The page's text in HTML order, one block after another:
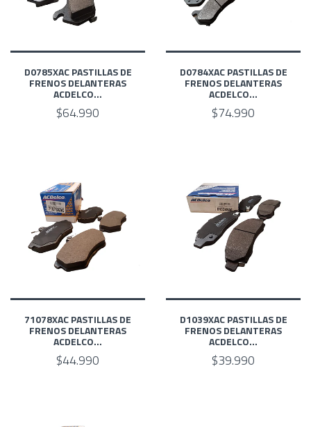
D0785XAC PASTILLAS DE
FRENOS DELANTERAS
ACDELCO...
$64.990
D0784XAC PASTILLAS DE
FRENOS DELANTERAS
ACDELCO...
$74.990
71078XAC PASTILLAS DE
FRENOS DELANTERAS
ACDELCO...
$44.990
D1039XAC PASTILLAS DE
FRENOS DELANTERAS
ACDELCO...
$39.990